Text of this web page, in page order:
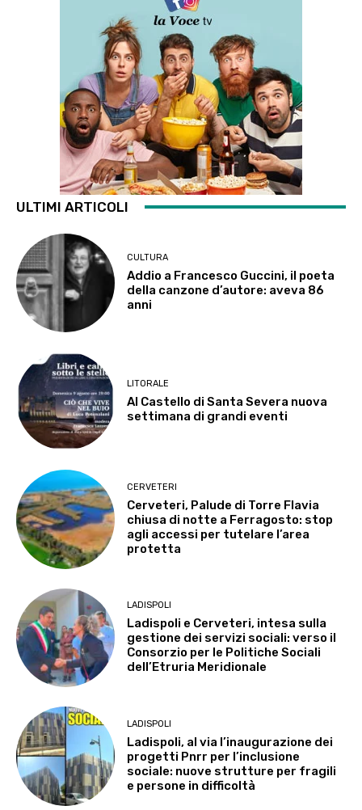
ULTIMI ARTICOLI
CULTURA
Addio a Francesco Guccini, il poeta
della canzone d’autore: aveva 86
anni
LITORALE
Al Castello di Santa Severa nuova
settimana di grandi eventi
CERVETERI
Cerveteri, Palude di Torre Flavia
chiusa di notte a Ferragosto: stop
agli accessi per tutelare l’area
protetta
LADISPOLI
Ladispoli e Cerveteri, intesa sulla
gestione dei servizi sociali: verso il
Consorzio per le Politiche Sociali
dell’Etruria Meridionale
LADISPOLI
Ladispoli, al via l’inaugurazione dei
progetti Pnrr per l’inclusione
sociale: nuove strutture per fragili
e persone in difficoltà